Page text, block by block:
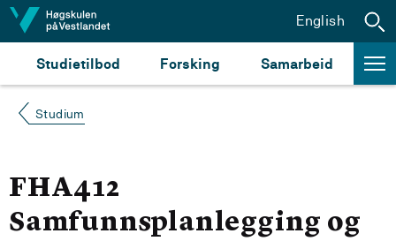
Hopp til innhald
Studietilbod Forsking Samarbeid
English
Studium
FHA412
Samfunnsplanlegging og